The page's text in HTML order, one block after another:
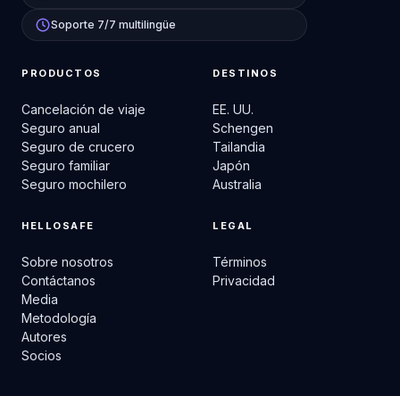
Soporte 7/7 multilingüe
PRODUCTOS
Cancelación de viaje
Seguro anual
Seguro de crucero
Seguro familiar
Seguro mochilero
DESTINOS
EE. UU.
Schengen
Tailandia
Japón
Australia
HELLOSAFE
Sobre nosotros
Contáctanos
Media
Metodología
Autores
Socios
LEGAL
Términos
Privacidad